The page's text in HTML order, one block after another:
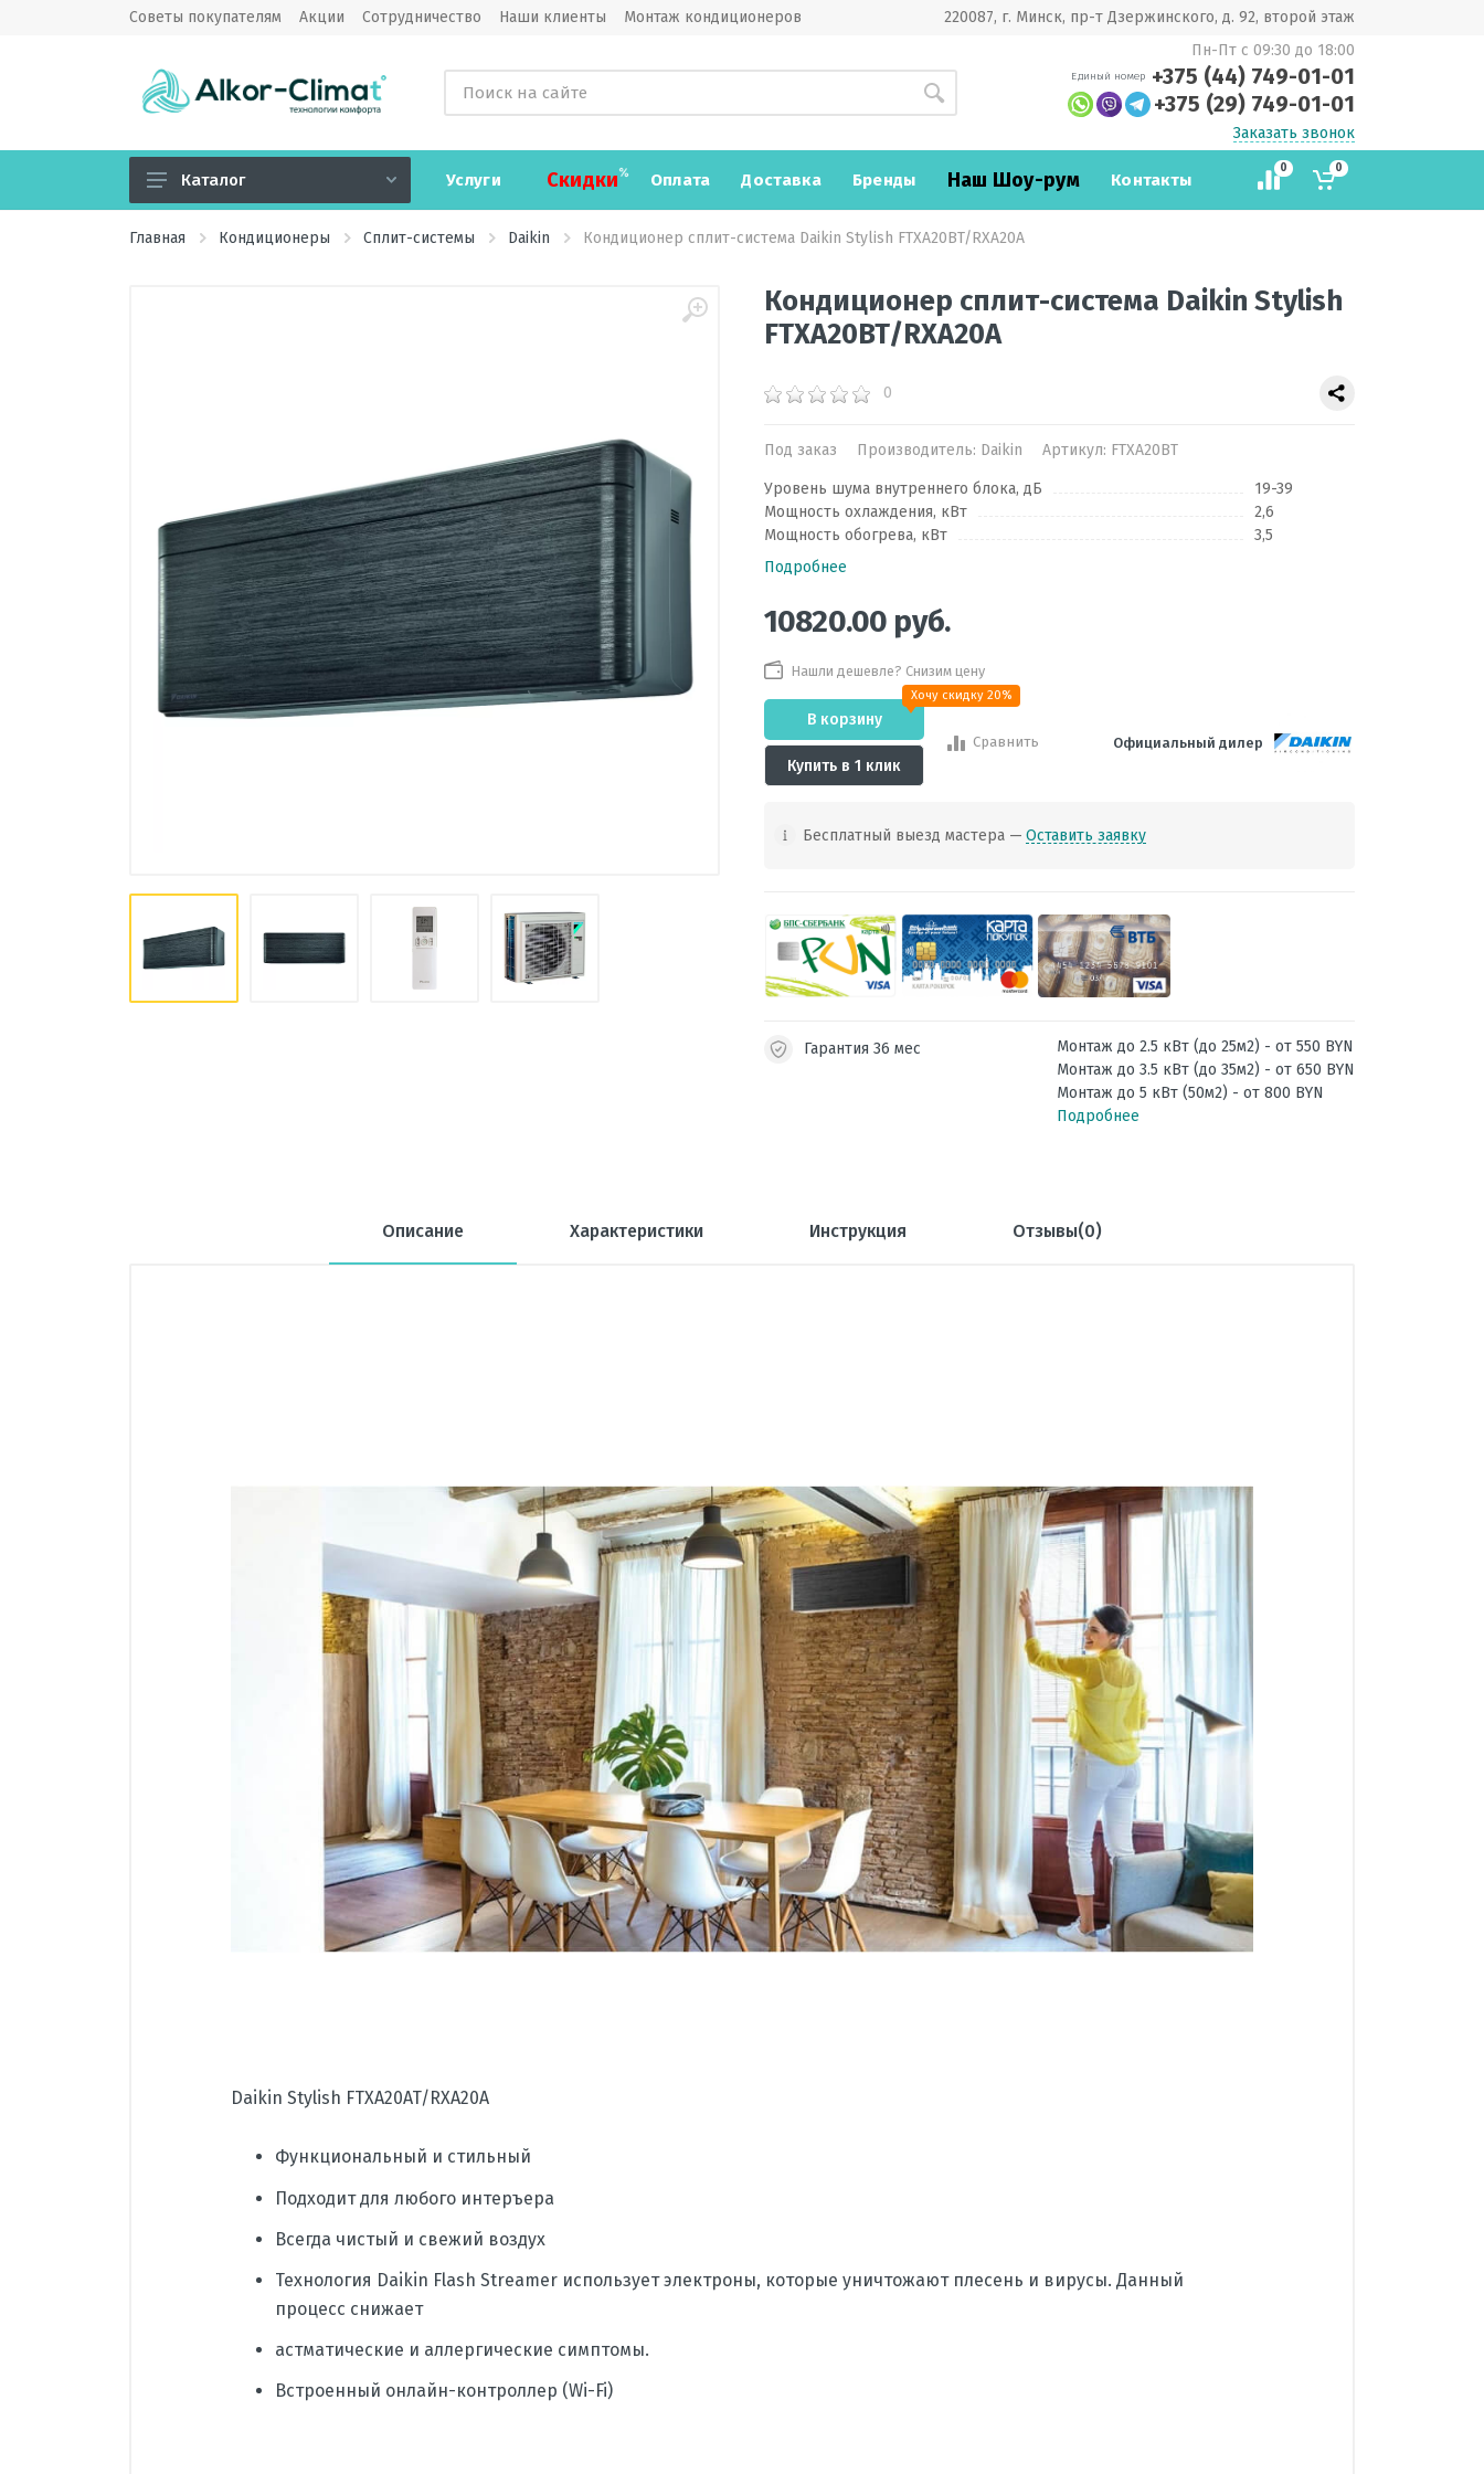
Советы покупателям Акции Сотрудничество Наши клиенты Монтаж кондиционеров
220087, г. Минск, пр-т Дзержинского, д. 92, второй этаж
Пн-Пт с 09:30 до 18:00
Единый номер +375 (44) 749-01-01
+375 (29) 749-01-01
Заказать звонок
Кондиционеры
мойки воздуха, климатические
комплексы, осушители
Аксессуары для кондиционеров
и вентиляции
Каталог Услуги Скидки Оплата Доставка Бренды Наш Шоу-рум Контакты
0 0
Главная Кондиционеры Сплит-системы Daikin Кондиционер сплит-система Daikin Stylish FTXA20BT/RXA20A
Кондиционер сплит-система Daikin Stylish
FTXA20BT/RXA20A
0
Под заказ Производитель: Daikin Артикул: FTXA20BT
Уровень шума внутреннего блока, дБ
19-39
Мощность охлаждения, кВт
2,6
Мощность обогрева, кВт
3,5
Подробнее
10820.00 руб.
Нашли дешевле? Снизим цену
В корзину
Купить в 1 клик
Хочу скидку 20%
Сравнить Официальный дилер
Бесплатный выезд мастера — Оставить заявку
Гарантия 36 мес
Монтаж до 2.5 кВт (до 25м2) - от 550 BYN
Монтаж до 3.5 кВт (до 35м2) - от 650 BYN
Монтаж до 5 кВт (50м2) - от 800 BYN
Подробнее
Описание Характеристики Инструкция Отзывы(0)
Daikin Stylish FTXA20AT/RXA20A
Функциональный и стильный
Подходит для любого интеръера
Всегда чистый и свежий воздух
Технология Daikin Flash Streamer использует электроны, которые уничтожают плесень и вирусы. Данный
процесс снижает
астматические и аллергические симптомы.
Встроенный онлайн-контроллер (Wi-Fi)